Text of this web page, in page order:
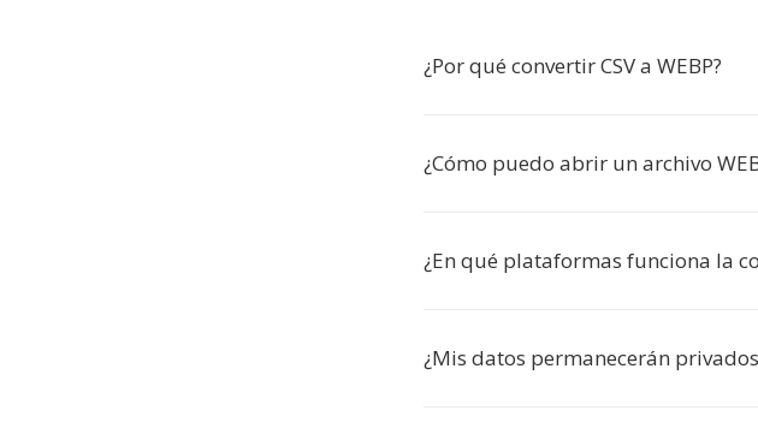
¿Por qué convertir CSV a WEBP?
¿Cómo puedo abrir un archivo
¿En qué plataformas funciona la
¿Mis datos permanecerán